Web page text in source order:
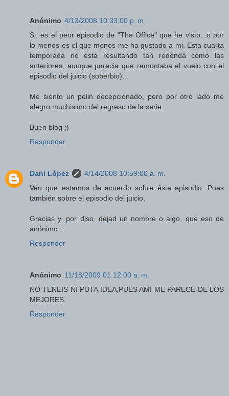
Anónimo 4/13/2008 10:33:00 p. m.
Si, es el peor episodio de "The Office" que he visto...o por
lo menos es el que menos me ha gustado a mi. Esta cuarta
temporada no esta resultando tan redonda como las
anteriores, aunque parecia que remontaba el vuelo con el
episodio del juicio (soberbio)...
Me siento un pelin decepcionado, pero por otro lado me
alegro muchisimo del regreso de la serie.
Buen blog ;)
Responder
Dani López
4/14/2008 10:59:00 a. m.
Veo que estamos de acuerdo sobre éste episodio. Pues
también sobre el episodio del juicio.
Gracias y, por diso, dejad un nombre o algo, que eso de
anónimo...
Responder
Anónimo 11/18/2009 01:12:00 a. m.
NO TENEIS NI PUTA IDEA,PUES AMI ME PARECE DE LOS
MEJORES.
Responder